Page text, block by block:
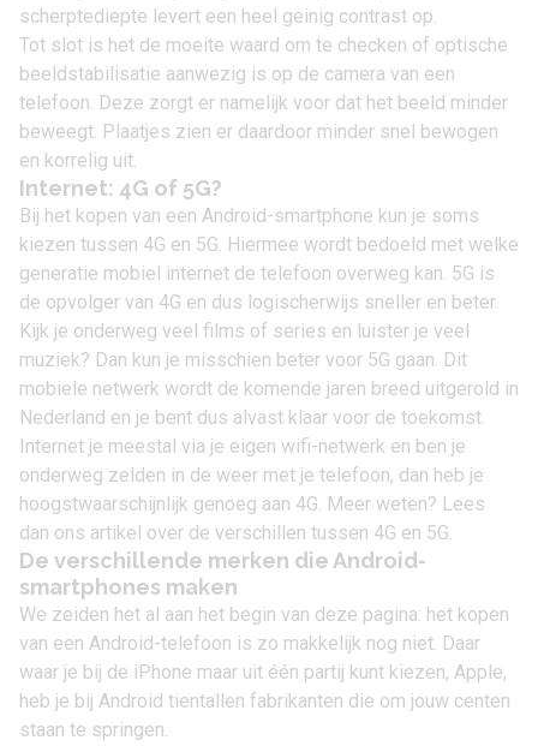
scherptediepte levert een heel geinig contrast op.
Tot slot is het de moeite waard om te checken of optische
beeldstabilisatie aanwezig is op de camera van een
telefoon. Deze zorgt er namelijk voor dat het beeld minder
beweegt. Plaatjes zien er daardoor minder snel bewogen
en korrelig uit.
Internet: 4G of 5G?
Bij het kopen van een Android-smartphone kun je soms
kiezen tussen 4G en 5G. Hiermee wordt bedoeld met welke
generatie mobiel internet de telefoon overweg kan. 5G is
de opvolger van 4G en dus logischerwijs sneller en beter.
Kijk je onderweg veel films of series en luister je veel
muziek? Dan kun je misschien beter voor 5G gaan. Dit
mobiele netwerk wordt de komende jaren breed uitgerold in
Nederland en je bent dus alvast klaar voor de toekomst.
Internet je meestal via je eigen wifi-netwerk en ben je
onderweg zelden in de weer met je telefoon, dan heb je
hoogstwaarschijnlijk genoeg aan 4G. Meer weten? Lees
dan ons artikel over de verschillen tussen 4G en 5G.
De verschillende merken die Android-
smartphones maken
We zeiden het al aan het begin van deze pagina: het kopen
van een Android-telefoon is zo makkelijk nog niet. Daar
waar je bij de iPhone maar uit één partij kunt kiezen, Apple,
heb je bij Android tientallen fabrikanten die om jouw centen
staan te springen.